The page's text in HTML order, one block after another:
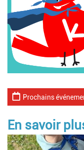
Prochains
En savoir